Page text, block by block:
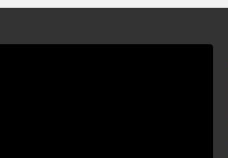
à nord-ouest, dans un secteur qui part du
monts, en allusion aux régions montagneuses